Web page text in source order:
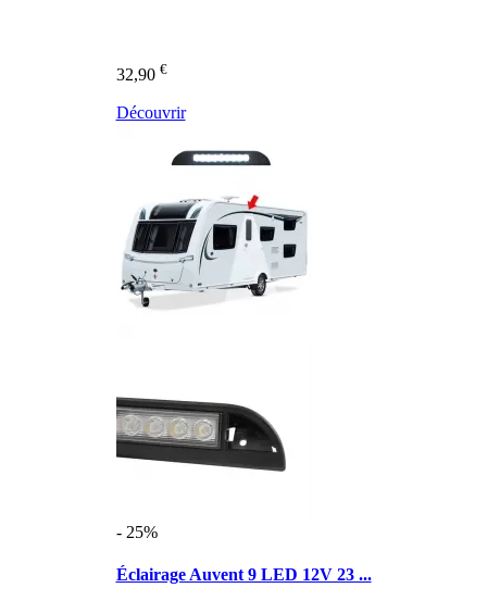
32,90 €
Découvrir
- 25%
Éclairage Auvent 9 LED 12V 23 ...